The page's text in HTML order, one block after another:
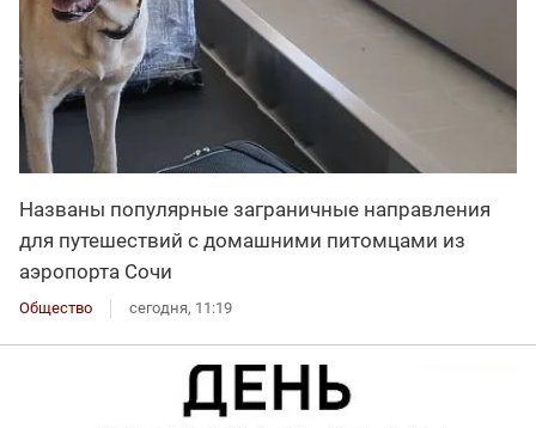
Названы популярные заграничные направления
для путешествий с домашними питомцами из
аэропорта Сочи
Общество сегодня, 11:19